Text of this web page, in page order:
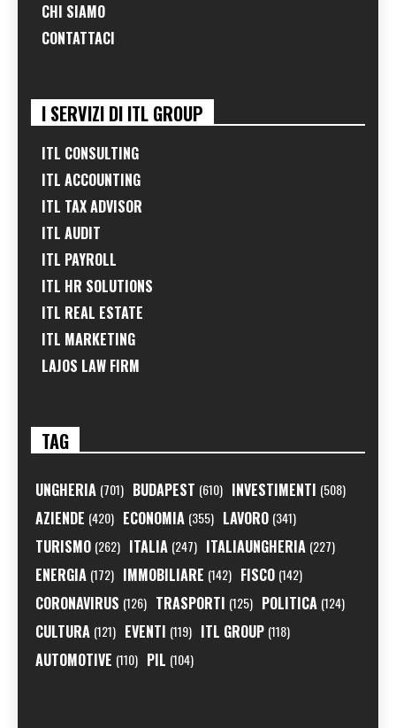
CHI SIAMO
CONTATTACI
I SERVIZI DI ITL GROUP
ITL CONSULTING
ITL ACCOUNTING
ITL TAX ADVISOR
ITL AUDIT
ITL PAYROLL
ITL HR SOLUTIONS
ITL REAL ESTATE
ITL MARKETING
LAJOS LAW FIRM
TAG
UNGHERIA (701) BUDAPEST (610) INVESTIMENTI (508)
AZIENDE (420) ECONOMIA (355) LAVORO (341)
TURISMO (262) ITALIA (247) ITALIAUNGHERIA (227)
ENERGIA (172) IMMOBILIARE (142) FISCO (142)
CORONAVIRUS (126) TRASPORTI (125) POLITICA (124)
CULTURA (121) EVENTI (119) ITL GROUP (118)
AUTOMOTIVE (110) PIL (104)